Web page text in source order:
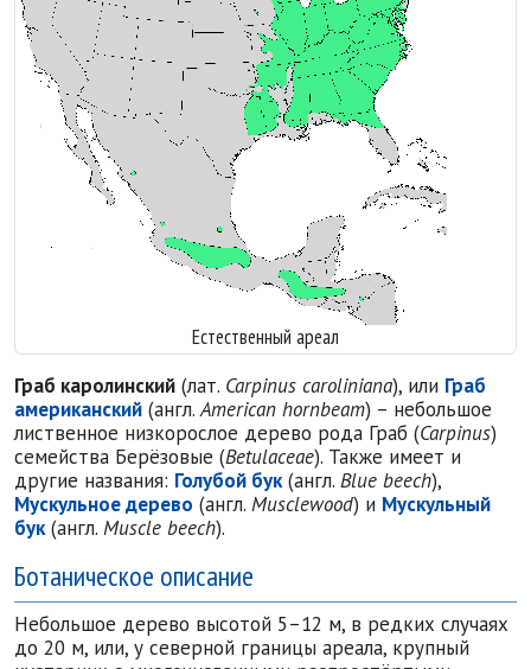
Естественный ареал
Граб каролинский (лат. Carpinus caroliniana), или Граб
американский (англ.American hornbeam) – небольшое
лиственное низкорослое дерево рода Граб (Carpinus)
семейства Берёзовые (Betulaceae). Также имеет и
другие названия: Голубой бук(англ. Blue beech),
Мускульное дерево (англ. Musclewood) и Мускульный
бук(англ. Muscle beech).
Ботаническое описание
Небольшое дерево высотой 5–12 м, в редких случаях
до 20 м, или, у северной границы ареала, крупный